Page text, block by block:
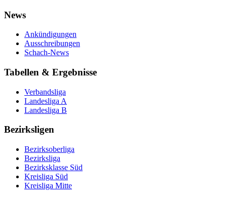
News
Ankündigungen
Ausschreibungen
Schach-News
Tabellen & Ergebnisse
Verbandsliga
Landesliga A
Landesliga B
Bezirksligen
Bezirksoberliga
Bezirksliga
Bezirksklasse Süd
Kreisliga Süd
Kreisliga Mitte